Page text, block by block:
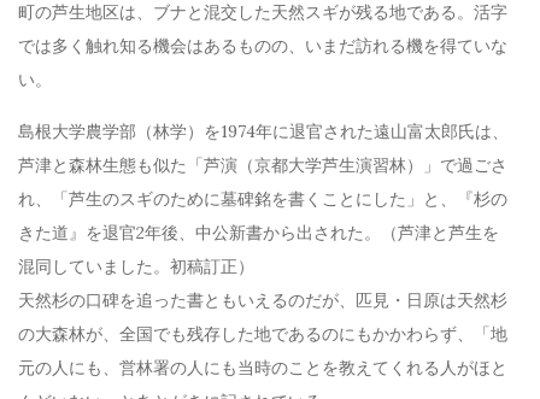
町の芦生地区は、ブナと混交した天然スギが残る地である。活字
では多く触れ知る機会はあるものの、いまだ訪れる機を得ていな
い。
島根大学農学部（林学）を1974年に退官された遠山富太郎氏は、
芦津と森林生態も似た「芦演（京都大学芦生演習林）」で過ごさ
れ、「芦生のスギのために墓碑銘を書くことにした」と、『杉の
きた道』を退官2年後、中公新書から出された。（芦津と芦生を
混同していました。初稿訂正）
天然杉の口碑を追った書ともいえるのだが、匹見・日原は天然杉
の大森林が、全国でも残存した地であるのにもかかわらず、「地
元の人にも、営林署の人にも当時のことを教えてくれる人がほと